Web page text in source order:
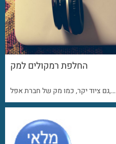
החלפת רמקולים למק
גם ציוד יקר, כמו מק של חברת אפל,…